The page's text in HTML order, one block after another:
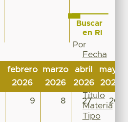
febrero
2026
marzo
2026
abril
2026
mayo
2026
9 8 27 20
Buscar
en RI
Por
Fecha
de
publicación
Autor
Título
Materia
Tipo